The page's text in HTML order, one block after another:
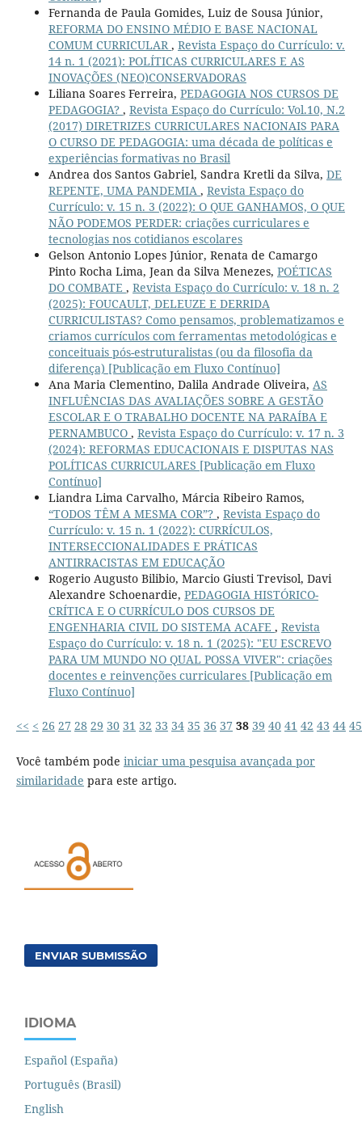
Fernanda de Paula Gomides, Luiz de Sousa Júnior,
REFORMA DO ENSINO MÉDIO E BASE NACIONAL
COMUM CURRICULAR, Revista Espaço do Currículo: v.
14 n. 1 (2021): POLÍTICAS CURRICULARES E AS
INOVAÇÕES (NEO)CONSERVADORAS
Liliana Soares Ferreira, PEDAGOGIA NOS CURSOS DE
PEDAGOGIA? , Revista Espaço do Currículo: Vol.10, N.2
(2017) DIRETRIZES CURRICULARES NACIONAIS PARA
O CURSO DE PEDAGOGIA: uma década de políticas e
experiências formativas no Brasil
Andrea dos Santos Gabriel, Sandra Kretli da Silva, DE
REPENTE, UMA PANDEMIA , Revista Espaço do
Currículo: v. 15 n. 3 (2022): O QUE GANHAMOS, O QUE
NÃO PODEMOS PERDER: criações curriculares e
tecnologias nos cotidianos escolares
Gelson Antonio Lopes Júnior, Renata de Camargo
Pinto Rocha Lima, Jean da Silva Menezes, POÉTICAS
DO COMBATE , Revista Espaço do Currículo: v. 18 n. 2
(2025): FOUCAULT, DELEUZE E DERRIDA
CURRICULISTAS? Como pensamos, problematizamos e
criamos currículos com ferramentas metodológicas e
conceituais pós-estruturalistas (ou da filosofia da
diferença) [Publicação em Fluxo Contínuo]
Ana Maria Clementino, Dalila Andrade Oliveira, AS
INFLUÊNCIAS DAS AVALIAÇÕES SOBRE A GESTÃO
ESCOLAR E O TRABALHO DOCENTE NA PARAÍBA E
PERNAMBUCO , Revista Espaço do Currículo: v. 17 n. 3
(2024): REFORMAS EDUCACIONAIS E DISPUTAS NAS
POLÍTICAS CURRICULARES [Publicação em Fluxo
Contínuo]
Liandra Lima Carvalho, Márcia Ribeiro Ramos,
“TODOS TÊM A MESMA COR”? , Revista Espaço do
Currículo: v. 15 n. 1 (2022): CURRÍCULOS,
INTERSECCIONALIDADES E PRÁTICAS
ANTIRRACISTAS EM EDUCAÇÃO
Rogerio Augusto Bilibio, Marcio Giusti Trevisol, Davi
Alexandre Schoenardie, PEDAGOGIA HISTÓRICO-
CRÍTICA E O CURRÍCULO DOS CURSOS DE
ENGENHARIA CIVIL DO SISTEMA ACAFE , Revista
Espaço do Currículo: v. 18 n. 1 (2025): "EU ESCREVO
PARA UM MUNDO NO QUAL POSSA VIVER": criações
docentes e reinvenções curriculares [Publicação em
Fluxo Contínuo]
<< < 26 27 28 29 30 31 32 33 34 35 36 37 38 39 40 41 42 43 44 45
Você também pode iniciar uma pesquisa avançada por
similaridade para este artigo.
ENVIAR SUBMISSÃO
IDIOMA
Español (España)
Português (Brasil)
English